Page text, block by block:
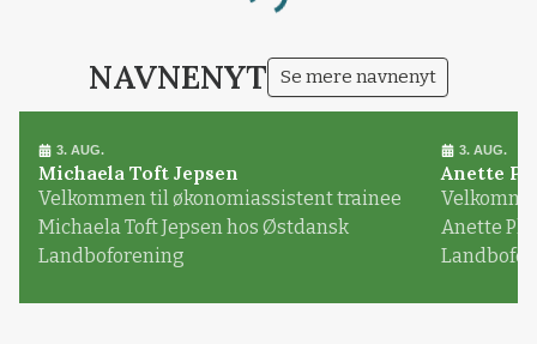
Loading...
NAVNENYT Se mere navnenyt
3. AUG.
Michaela Toft Jepsen
Velkommen til økonomiassistent trainee
Michaela Toft Jepsen hos Østdansk
Landboforening
3. AUG.
Anette
Anette